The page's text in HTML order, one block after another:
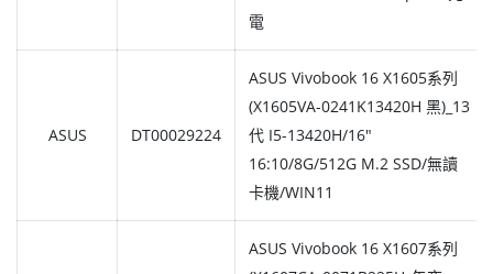
電
ASUS DT00029224
ASUS Vivobook 16 X1605系列
(X1605VA-0241K13420H 黑)_13
代 I5-13420H/16"
16:10/8G/512G M.2 SSD/無讀
卡機/WIN11
ASUS Vivobook 16 X1607系列